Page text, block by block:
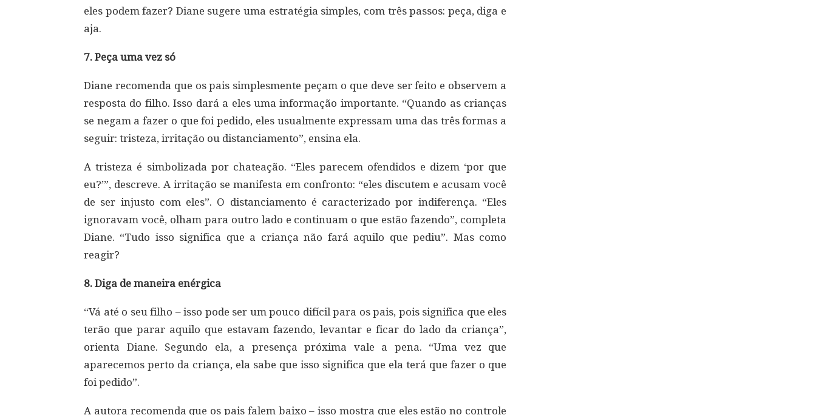
eles podem fazer? Diane sugere uma estratégia simples, com três passos: peça, diga e
aja.
7. Peça uma vez só
Diane recomenda que os pais simplesmente peçam o que deve ser feito e observem a
resposta do filho. Isso dará a eles uma informação importante. “Quando as crianças
se negam a fazer o que foi pedido, eles usualmente expressam uma das três formas a
seguir: tristeza, irritação ou distanciamento”, ensina ela.
A tristeza é simbolizada por chateação. “Eles parecem ofendidos e dizem ‘por que
eu?’”, descreve. A irritação se manifesta em confronto: “eles discutem e acusam você
de ser injusto com eles”. O distanciamento é caracterizado por indiferença. “Eles
ignoravam você, olham para outro lado e continuam o que estão fazendo”, completa
Diane. “Tudo isso significa que a criança não fará aquilo que pediu”. Mas como
reagir?
8. Diga de maneira enérgica
“Vá até o seu filho – isso pode ser um pouco difícil para os pais, pois significa que eles
terão que parar aquilo que estavam fazendo, levantar e ficar do lado da criança”,
orienta Diane. Segundo ela, a presença próxima vale a pena. “Uma vez que
aparecemos perto da criança, ela sabe que isso significa que ela terá que fazer o que
foi pedido”.
A autora recomenda que os pais falem baixo – isso mostra que eles estão no controle